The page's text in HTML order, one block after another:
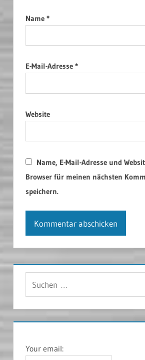
Name *
E-Mail-Adresse *
Website
Name, E-Mail-Adresse und
Browser für meinen nächsten
speichern.
Your email: